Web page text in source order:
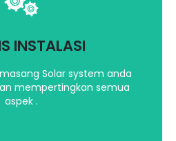
INSTALASI
Solar system anda
mempertingkan semua
aspek .
segala aspek
kami